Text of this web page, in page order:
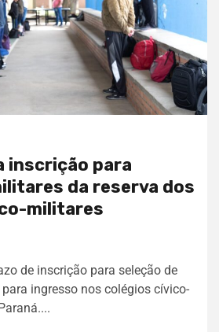
inscrição para
da reserva dos
militares
de inscrição para seleção de
ingresso nos colégios cívico-